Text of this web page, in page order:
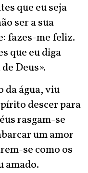
que eu seja
ser a sua
fazes-me feliz.
que eu diga
Deus».
da água, viu
descer para
rasgam-se
um amor
se como os
amado.